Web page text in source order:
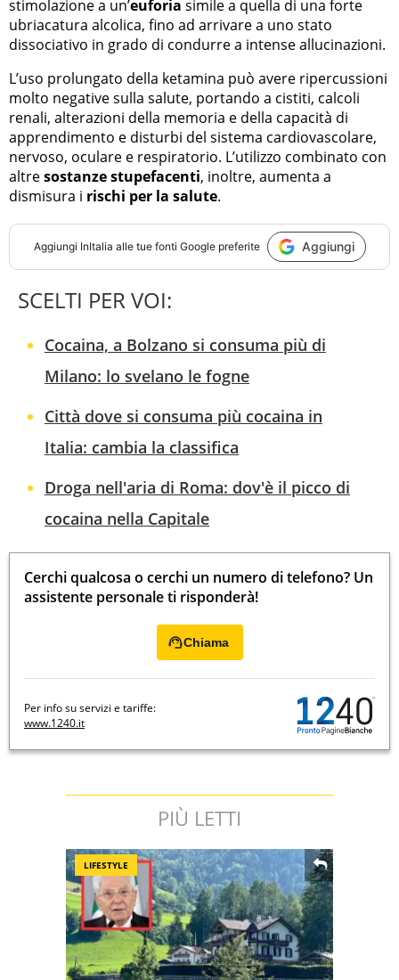
stimolazione a un’euforia simile a quella di una forte
ubriacatura alcolica, fino ad arrivare a uno stato
dissociativo in grado di condurre a intense allucinazioni.
L’uso prolungato della ketamina può avere ripercussioni
molto negative sulla salute, portando a cistiti, calcoli
renali, alterazioni della memoria e della capacità di
apprendimento e disturbi del sistema cardiovascolare,
nervoso, oculare e respiratorio. L’utilizzo combinato con
altresostanze stupefacenti, inoltre, aumenta a
dismisura i rischi per la salute.
Aggiungi InItalia alle tue fonti Google preferite Aggiungi
SCELTI PER VOI:
Cocaina, a Bolzano si consuma più di
Milano: lo svelano le fogne
Città dove si consuma più cocaina in
Italia: cambia la classifica
Droga nell'aria di Roma: dov'è il picco di
cocaina nella Capitale
Cerchi qualcosa o cerchi un numero di telefono? Un
assistente personale ti risponderà!
Chiama
Per info su servizi e tariffe:
www.1240.it
PIÙ LETTI
LIFESTYLE